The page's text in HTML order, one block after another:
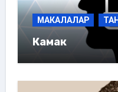
МАКАЛАЛАР
Камак